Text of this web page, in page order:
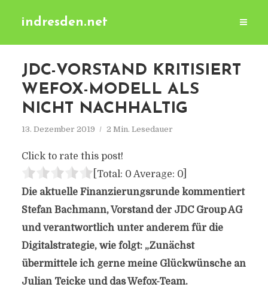
indresden.net
JDC-VORSTAND KRITISIERT
WEFOX-MODELL ALS
NICHT NACHHALTIG
13. Dezember 2019 2 Min. Lesedauer
Click to rate this post!
[Total: 0 Average: 0]
Die aktuelle Finanzierungsrunde kommentiert
Stefan Bachmann, Vorstand der JDC Group AG
und verantwortlich unter anderem für die
Digitalstrategie, wie folgt: „Zunächst
übermittele ich gerne meine Glückwünsche an
Julian Teicke und das Wefox-Team.